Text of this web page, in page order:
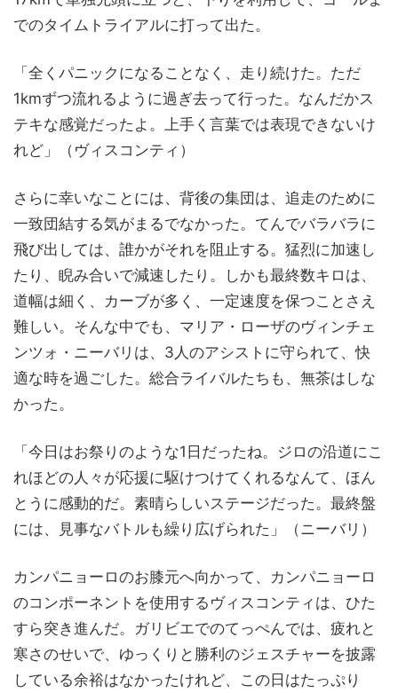
でのタイムトライアルに打って出た。
「全くパニックになることなく、走り続けた。ただ
1kmずつ流れるように過ぎ去って行った。なんだかス
テキな感覚だったよ。上手く言葉では表現できないけ
れど」（ヴィスコンティ）
さらに幸いなことには、背後の集団は、追走のために
一致団結する気がまるでなかった。てんでバラバラに
飛び出しては、誰かがそれを阻止する。猛烈に加速し
たり、睨み合いで減速したり。しかも最終数キロは、
道幅は細く、カーブが多く、一定速度を保つことさえ
難しい。そんな中でも、マリア・ローザのヴィンチェ
ンツォ・ニーバリは、3人のアシストに守られて、快
適な時を過ごした。総合ライバルたちも、無茶はしな
かった。
「今日はお祭りのような1日だったね。ジロの沿道にこ
れほどの人々が応援に駆けつけてくれるなんて、ほん
とうに感動的だ。素晴らしいステージだった。最終盤
には、見事なバトルも繰り広げられた」（ニーバリ）
カンパニョーロのお膝元へ向かって、カンパニョーロ
のコンポーネントを使用するヴィスコンティは、ひた
すら突き進んだ。ガリビエでのてっぺんでは、疲れと
寒さのせいで、ゆっくりと勝利のジェスチャーを披露
している余裕はなかったけれど、この日はたっぷり